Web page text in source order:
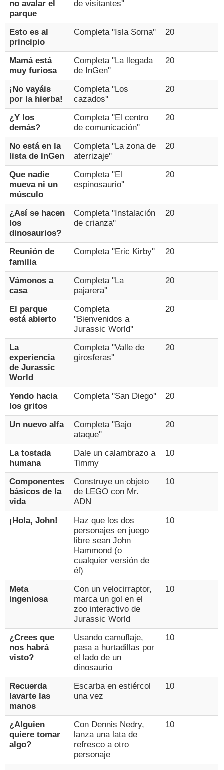
no avalar el
parque
de visitantes''
Esto es al
principio
Completa ''Isla Sorna'' 20
Mamá está
muy furiosa
Completa ''La llegada
de InGen''
20
¡No vayáis
por la hierba!
Completa ''Los
cazados''
20
¿Y los
demás?
Completa ''El centro
de comunicación''
20
No está en la
lista de InGen
Completa ''La zona de
aterrizaje''
20
Que nadie
mueva ni un
músculo
Completa ''El
espinosaurio''
20
¿Así se hacen
los
dinosaurios?
Completa ''Instalación
de crianza''
20
Reunión de
familia
Completa ''Eric Kirby'' 20
Vámonos a
casa
Completa ''La
pajarera''
20
El parque
está abierto
Completa
''Bienvenidos a
Jurassic World''
20
La
experiencia
de Jurassic
World
Completa ''Valle de
girosferas''
20
Yendo hacia
los gritos
Completa ''San Diego'' 20
Un nuevo alfa
Completa ''Bajo
ataque''
20
La tostada
humana
Dale un calambrazo a
Timmy
10
Componentes
básicos de la
vida
Construye un objeto
de LEGO con Mr.
ADN
10
¡Hola, John!
Haz que los dos
personajes en juego
libre sean John
Hammond (o
cualquier versión de
él)
10
Meta
ingeniosa
Con un velocirraptor,
marca un gol en el
zoo interactivo de
Jurassic World
10
¿Crees que
nos habrá
visto?
Usando camuflaje,
pasa a hurtadillas por
el lado de un
dinosaurio
10
Recuerda
lavarte las
manos
Escarba en estiércol
una vez
10
¿Alguien
quiere tomar
algo?
Con Dennis Nedry,
lanza una lata de
refresco a otro
personaje
10